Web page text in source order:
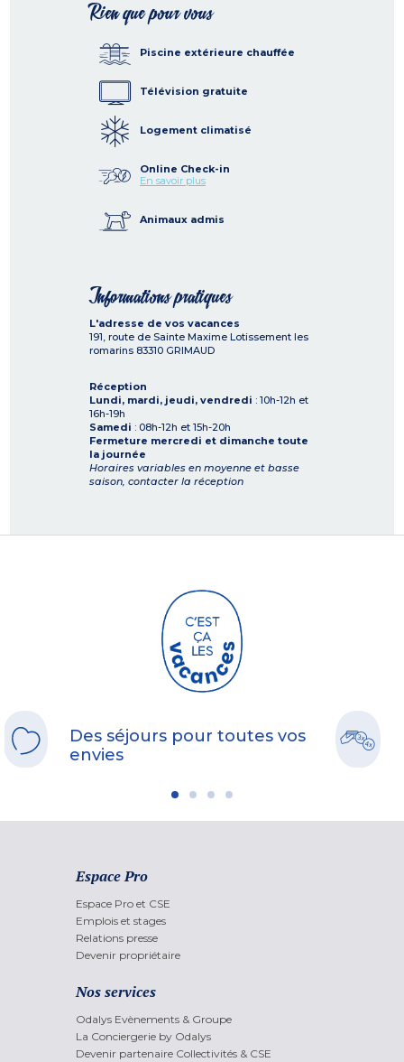
Rien que pour vous
Piscine extérieure chauffée
Télévision gratuite
Logement climatisé
Online Check-in
En savoir plus
Animaux admis
Informations pratiques
L'adresse de vos vacances
191, route de Sainte Maxime Lotissement les
romarins 83310 GRIMAUD
Réception
Lundi, mardi, jeudi, vendredi : 10h-12h et
16h-19h
Samedi : 08h-12h et 15h-20h
Fermeture mercredi et dimanche toute
la journée
Horaires variables en moyenne et basse
saison, contacter la réception
Des séjours pour toutes vos
envies
Espace Pro
Espace Pro et CSE
Emplois et stages
Relations presse
Devenir propriétaire
Nos services
Odalys Evènements & Groupe
La Conciergerie by Odalys
Devenir partenaire Collectivités & CSE